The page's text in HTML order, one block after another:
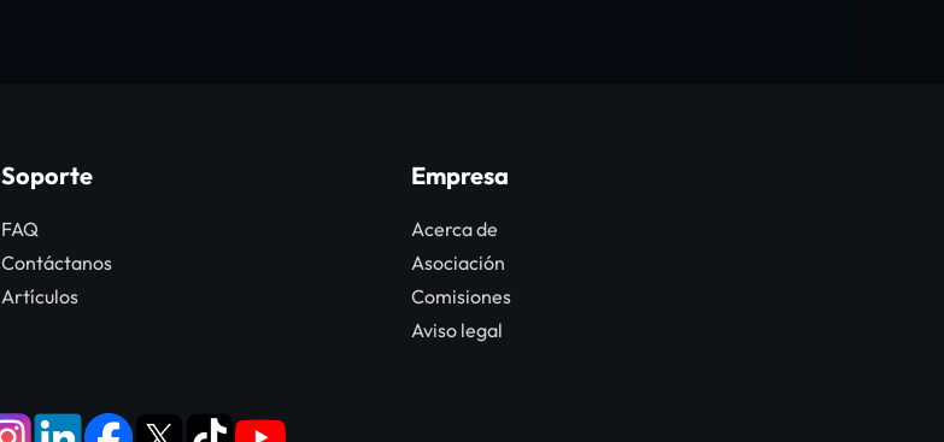
Soporte
FAQ
Contáctanos
Artículos
Empresa
Acerca de
Asociación
Comisiones
Aviso legal